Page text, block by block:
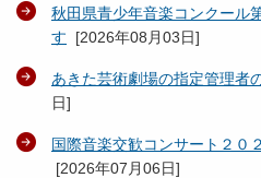
秋田県青少年音楽コンクール
す [2026年08月03日]
あきた芸術劇場の指定管理者
日]
国際音楽交歓コンサート２０
[2026年07月06日]